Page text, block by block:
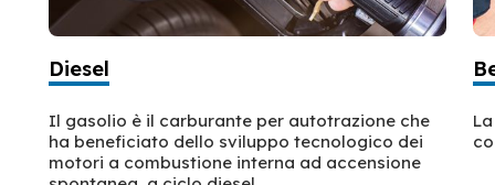
Diesel
Il gasolio è il carburante per autotrazione che
ha beneficiato dello sviluppo tecnologico dei
motori a combustione interna ad accensione